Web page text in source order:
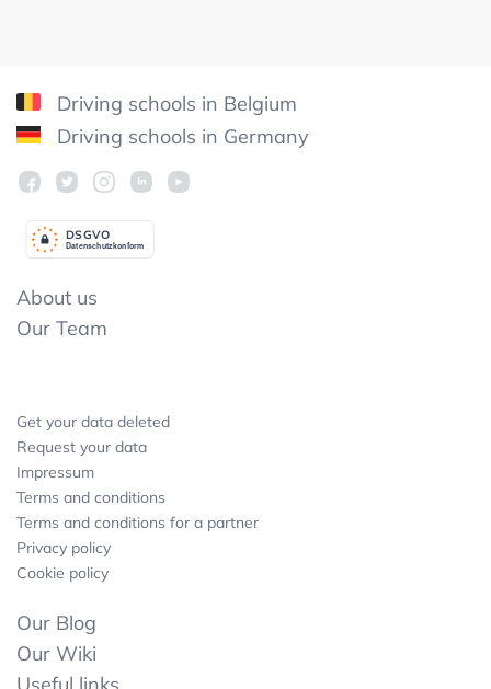
Driving schools in Belgium
Driving schools in Germany
Datenschutzkonform
DSGVO
About us
Our Team
Get your data deleted
Request your data
Impressum
Terms and conditions
Terms and conditions for a partner
Privacy policy
Cookie policy
Our Blog
Our Wiki